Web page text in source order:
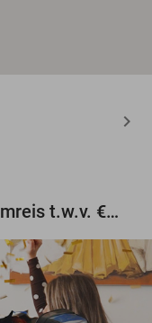
Maak gratis kans op een droomreis t.w.v. €3.000!